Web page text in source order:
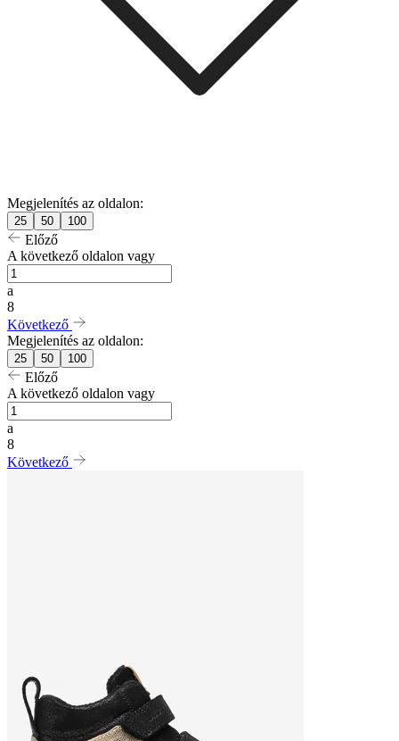
Megjelenítés az oldalon:
25 50 100
Előző
A következő oldalon vagy
a
8
Következő
Megjelenítés az oldalon:
25 50 100
Előző
A következő oldalon vagy
a
8
Következő